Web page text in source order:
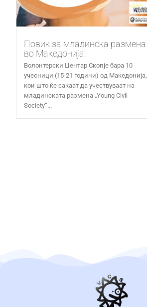
Повик за младинска размена
во Македонија!
Волонтерски Центар Скопје бара 10
учесници (15-21 години) од Македонија,
кои што ќе сакаат да учествуваат на
младинската размена „Young Civil
Society“...